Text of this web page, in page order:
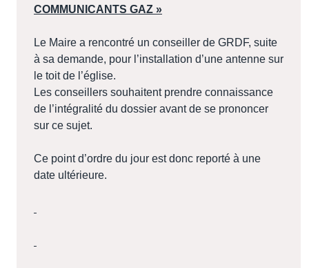
COMMUNICANTS GAZ »
Le Maire a rencontré un conseiller de GRDF, suite
à sa demande, pour l’installation d’une antenne sur
le toit de l’église.
Les conseillers souhaitent prendre connaissance
de l’intégralité du dossier avant de se prononcer
sur ce sujet.
Ce point d’ordre du jour est donc reporté à une
date ultérieure.